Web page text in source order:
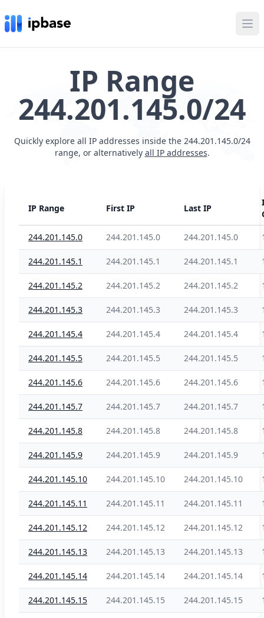
IP Range
244.201.145.0/24
Quickly explore all IP addresses inside the 244.201.145.0/24
range, or alternatively all IP addresses.
IP Range First IP Last IP
244.201.145.0 244.201.145.0 244.201.145.0
244.201.145.1 244.201.145.1 244.201.145.1
244.201.145.2 244.201.145.2 244.201.145.2
244.201.145.3 244.201.145.3 244.201.145.3
244.201.145.4 244.201.145.4 244.201.145.4
244.201.145.5 244.201.145.5 244.201.145.5
244.201.145.6 244.201.145.6 244.201.145.6
244.201.145.7 244.201.145.7 244.201.145.7
244.201.145.8 244.201.145.8 244.201.145.8
244.201.145.9 244.201.145.9 244.201.145.9
244.201.145.10 244.201.145.10 244.201.145.10
244.201.145.11 244.201.145.11 244.201.145.11
244.201.145.12 244.201.145.12 244.201.145.12
244.201.145.13 244.201.145.13 244.201.145.13
244.201.145.14 244.201.145.14 244.201.145.14
244.201.145.15 244.201.145.15 244.201.145.15